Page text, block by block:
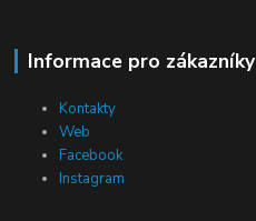
Informace pro zákazníky
Kontakty
Web
Facebook
Instagram